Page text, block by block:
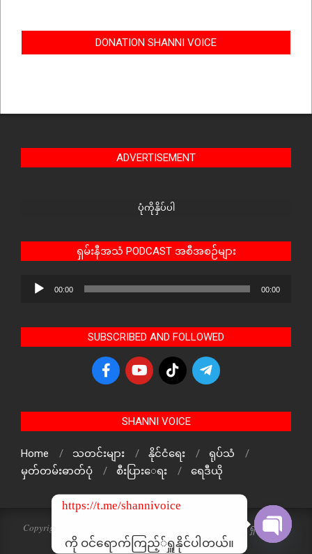
DONATION SHANNI VOICE
ADVERTISEMENT
ပုံကိုနှိပ်ပါ
ရှမ်းနီအသံ PODCAST အစီအစဉ်များ
Audio
00:00 00:00
SUBSCRIBED AND FOLLOWED
SHANNI VOICE
Home သတင်းများ နိုင်ငံရေး
ရုပ်သံ
မှတ်တမ်းဓာတ်ပုံ
စီးပြားေရး ရေဒီယို
Copyright © 2024 The Voice Of ShanNi All rights reserved. ရှမ်းနီအသံ
သတင်းဌာန၏ မူပိုင်ဖြစ်ပါသည်
https://t.me/shannivoice
ကို ဝင်ရောက်ကြည့််ရှူနိုင်ပါတယ်။